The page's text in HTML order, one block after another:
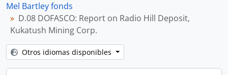
Mel Bartley fonds
D.08 DOFASCO: Report on Radio Hill Deposit,
Kukatush Mining Corp.
Otros idiomas disponibles